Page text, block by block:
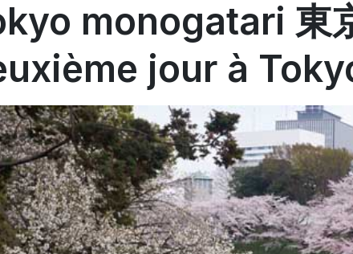
monogatari 東
jour à